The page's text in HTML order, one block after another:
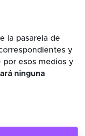
la pasarela de
y
por esos medios y
ninguna